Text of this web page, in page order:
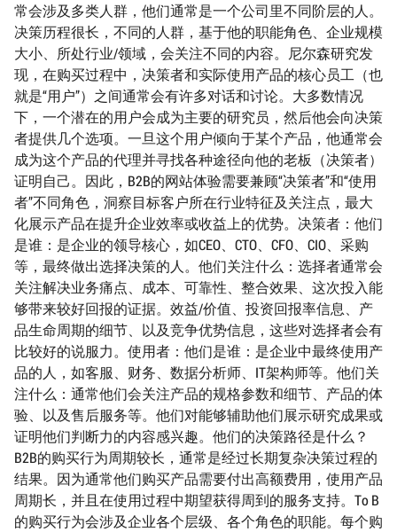
常会涉及多类人群，他们通常是一个公司里不同阶层的人。
决策历程很长，不同的人群，基于他的职能角色、企业规模
大小、所处行业/领域，会关注不同的内容。尼尔森研究发
现，在购买过程中，决策者和实际使用产品的核心员工（也
就是“用户”）之间通常会有许多对话和讨论。大多数情况
下，一个潜在的用户会成为主要的研究员，然后他会向决策
者提供几个选项。一旦这个用户倾向于某个产品，他通常会
成为这个产品的代理并寻找各种途径向他的老板（决策者）
证明自己。因此，B2B的网站体验需要兼顾“决策者”和“使用
者”不同角色，洞察目标客户所在行业特征及关注点，最大
化展示产品在提升企业效率或收益上的优势。决策者：他们
是谁：是企业的领导核心，如CEO、CTO、CFO、CIO、采购
等，最终做出选择决策的人。他们关注什么：选择者通常会
关注解决业务痛点、成本、可靠性、整合效果、这次投入能
够带来较好回报的证据。效益/价值、投资回报率信息、产
品生命周期的细节、以及竞争优势信息，这些对选择者会有
比较好的说服力。使用者：他们是谁：是企业中最终使用产
品的人，如客服、财务、数据分析师、IT架构师等。他们关
注什么：通常他们会关注产品的规格参数和细节、产品的体
验、以及售后服务等。他们对能够辅助他们展示研究成果或
证明他们判断力的内容感兴趣。他们的决策路径是什么？
B2B的购买行为周期较长，通常是经过长期复杂决策过程的
结果。因为通常他们购买产品需要付出高额费用，使用产品
周期长，并且在使用过程中期望获得周到的服务支持。To B
的购买行为会涉及企业各个层级、各个角色的职能。每个购